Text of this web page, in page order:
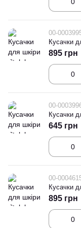
00-
Кусачки
895 грн
00-
Кусачки
645 грн
00-
Кусачки
895 грн